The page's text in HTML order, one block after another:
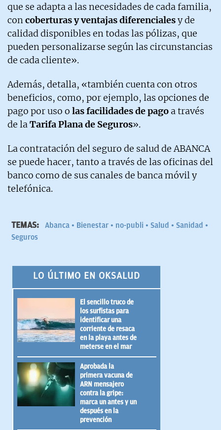
que se adapta a las necesidades de cada familia,
concoberturas y ventajas diferencialesy de
calidad disponibles en todas las pólizas, que
pueden personalizarse según las circunstancias
de cada cliente».
Además, detalla, «también cuenta con otros
beneficios, como, por ejemplo, las opciones de
pago por uso o las facilidades de pago a través
de laTarifa Plana de Seguros».
La contratación del seguro de salud de ABANCA
se puede hacer, tanto a través de las oficinas del
banco como de sus canales de banca móvil y
telefónica.
TEMAS: Abanca Bienestar no-publi Salud
Sanidad
Seguros
LO ÚLTIMO EN OKSALUD
El sencillo truco de
los surfistas para
identificar una
corriente de resaca
en la playa antes de
meterse en el mar
Aprobada la
primera vacuna de
ARN mensajero
contra la gripe:
marca un antes y un
después en la
prevención